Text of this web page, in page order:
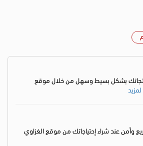
بشكل بسيط وسهل من خلال موقع
وأمن عند شراء إحتياجاتك من موقع الغزاوي